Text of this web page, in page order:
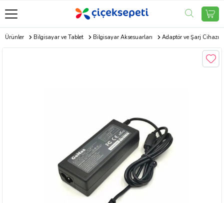
Ürünler Bilgisayar ve Tablet Bilgisayar Aksesuarları Adaptör ve Şarj Cihazı